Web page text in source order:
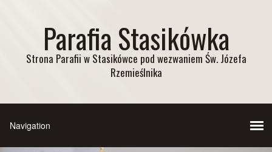
Parafia Stasikówka
Strona Parafii w Stasikówce pod wezwaniem Św. Józefa
Rzemieślnika